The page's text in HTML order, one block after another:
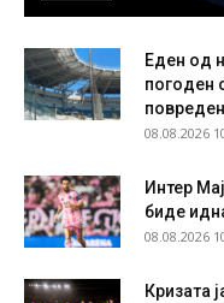
Еден од
погоден
08.08.2026
Интер
биде
08.08.2026
Кризата